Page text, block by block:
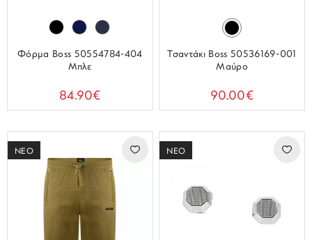
Φόρμα Boss 50554784-404
Μπλε
84.90€
Τσαντάκι Boss 50536169-001
Μαύρο
90.00€
ΝΕΟ ΝΕΟ